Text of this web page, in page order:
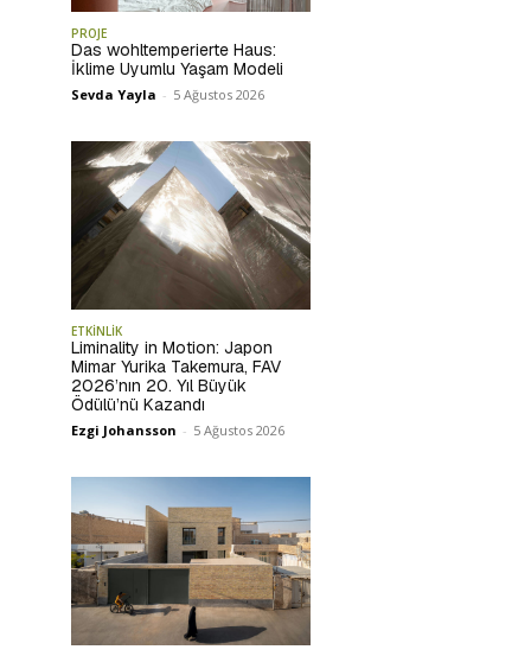
PROJE
Das wohltemperierte Haus:
İklime Uyumlu Yaşam Modeli
Sevda Yayla - 5 Ağustos 2026
ETKİNLİK
Liminality in Motion: Japon
Mimar Yurika Takemura, FAV
2026’nın 20. Yıl Büyük
Ödülü’nü Kazandı
Ezgi Johansson - 5 Ağustos 2026